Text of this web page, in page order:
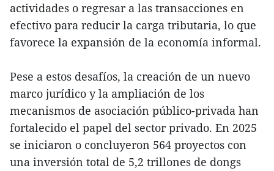
actividades o regresar a las transacciones en
efectivo para reducir la carga tributaria, lo que
favorece la expansión de la economía informal.
Pese a estos desafíos, la creación de un nuevo
marco jurídico y la ampliación de los
mecanismos de asociación público-privada han
fortalecido el papel del sector privado. En 2025
se iniciaron o concluyeron 564 proyectos con
una inversión total de 5,2 trillones de dongs